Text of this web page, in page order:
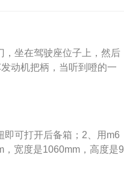
，坐在驾驶座位子上，然后
动机把柄，当听到噔的一
果已经有一个明显的缝隙
盖。拉动汽车支起棍，将
况，将支撑棍支撑好发动
即可打开后备箱；2、用m6
宽度是1060mm，高度是9
的长宽高分别是4649毫